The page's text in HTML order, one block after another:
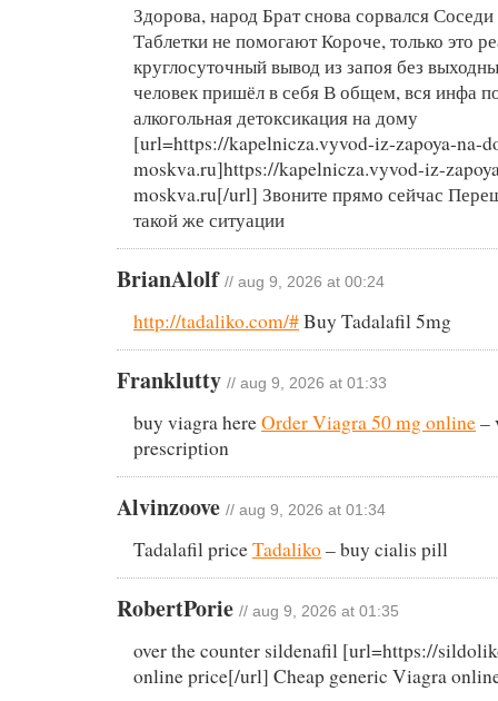
Здорова, народ Брат снова сорвался Соседи
Таблетки не помогают Короче, только это
круглосуточный вывод из запоя без
человек пришёл в себя В общем, вся инфа
алкогольная детоксикация на дому
[url=https://kapelnicza.vyvod-iz-zapoya-na-
moskva.ru]https://kapelnicza.vyvod-iz-
moskva.ru[/url] Звоните прямо сейчас
такой же ситуации
BrianAlolf // aug 9, 2026 at 00:24
http://tadaliko.com/#Buy Tadalafil 5mg
Franklutty // aug 9, 2026 at 01:33
buy viagra hereOrder Viagra 50 mg online–
prescription
Alvinzoove // aug 9, 2026 at 01:34
Tadalafil priceTadaliko– buy cialis pill
RobertPorie // aug 9, 2026 at 01:35
over the counter sildenafil [url=https://
online price[/url] Cheap generic Viagra